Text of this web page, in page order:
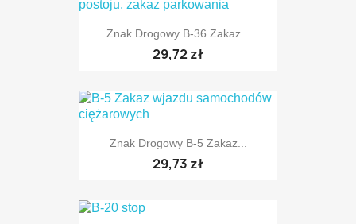
TYLKO ONLINE
Znak Drogowy B-36 Zakaz...
29,72 zł
Znak Drogowy B-5 Zakaz...
29,73 zł